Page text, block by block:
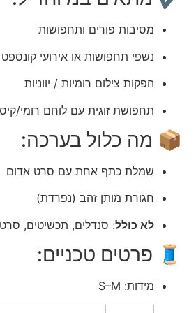
מסיבות פורים ותחפושות
נשפי תחפושות או אירועי קונספט
הפקות צילום רומיות / יווניות
תחפושת זוגית עם לוחם רומי/
📦 מה כלול בערכה:
שמלת כתף אחת עם סרט אדום
חגורת מותן זהב (נפרדת)
לא כולל: סנדלים, תכשיטים,
🧵 פרטים טכניים:
מידות: S–M